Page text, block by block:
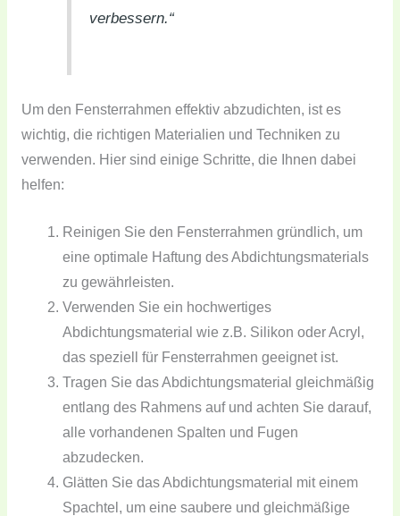
verbessern.“
Um den Fensterrahmen effektiv abzudichten, ist es
wichtig, die richtigen Materialien und Techniken zu
verwenden. Hier sind einige Schritte, die Ihnen dabei
helfen:
Reinigen Sie den Fensterrahmen gründlich, um
eine optimale Haftung des Abdichtungsmaterials
zu gewährleisten.
Verwenden Sie ein hochwertiges
Abdichtungsmaterial wie z.B. Silikon oder Acryl,
das speziell für Fensterrahmen geeignet ist.
Tragen Sie das Abdichtungsmaterial gleichmäßig
entlang des Rahmens auf und achten Sie darauf,
alle vorhandenen Spalten und Fugen
abzudecken.
Glätten Sie das Abdichtungsmaterial mit einem
Spachtel, um eine saubere und gleichmäßige